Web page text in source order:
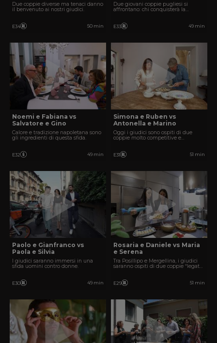
Due coppie diverse ma tenaci danno
il benvenuto ai nostri giudici.
E34 50 min
Due giovani coppie pugliesi si
affrontano: chi conquisterà la
E33 49 min
Noemi e Fabiana vs
Salvatore e Gino
Calore e tradizione napoletana sono
gli ingredienti di questa sfida.
E32 49 min
Simona e Ruben vs
Antonella e Marino
Oggi i giudici sono ospiti di due
coppie molto competitive e
E31 51 min
Paolo e Gianfranco vs
Paola e Silvia
I giudici saranno immersi in una
sfida uomini contro donne.
E30 49 min
Rosaria e Daniele vs Maria
e Serena
Tra Posillipo e Mergellina, i giudici
saranno ospiti di due coppie “legate”
E29 51 min